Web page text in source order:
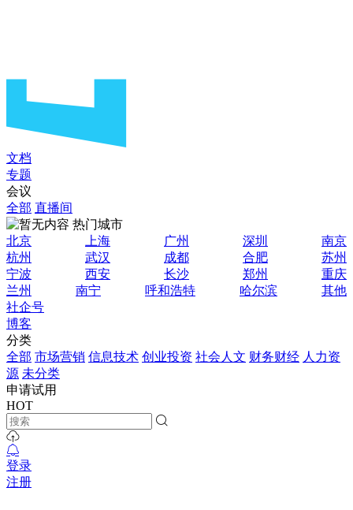
文档
专题
会议
全部 直播间
热门城市
北京
上海 广州 深圳
南京
杭州
武汉 成都 合肥
苏州
宁波
西安 长沙 郑州
重庆
兰州
南宁 呼和浩特 哈尔滨
其他
社企号
博客
分类
全部 市场营销 信息技术 创业投资 社会人文 财务财经 人力资
源 未分类
申请试用
HOT
登录
注册